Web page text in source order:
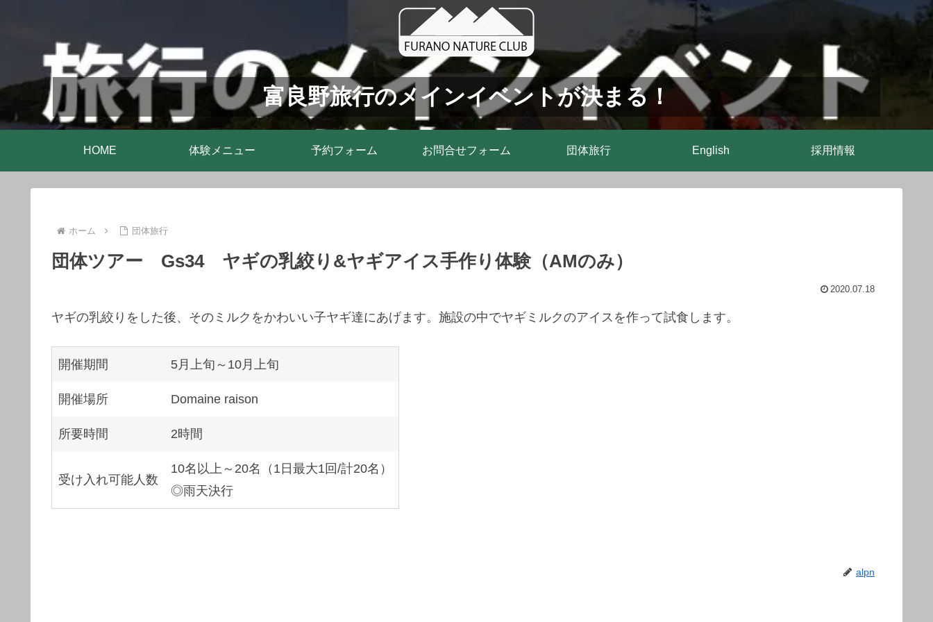
富良野旅行のメインイベントが決まる！
HOME 体験メニュー 予約フォーム お問合せフォーム 団体旅行 English 採用情報
ホーム 団体旅行
団体ツアー Gs34 ヤギの乳絞り&ヤギアイス手作り体験（AMのみ）
2020.07.18
ヤギの乳絞りをした後、そのミルクをかわいい子ヤギ達にあげます。施設の中でヤギミルクのアイスを作って試食します。
開催期間 5月上旬～10月上旬
開催場所 Domaine raison
所要時間 2時間
受け入れ可能人数
10名以上～20名（1日最大1回/計20名）
◎雨天決行
alpn